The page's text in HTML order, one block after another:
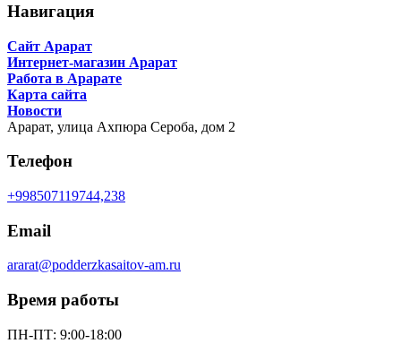
Навигация
Сайт Арарат
Интернет-магазин Арарат
Работа в Арарате
Карта сайта
Новости
Арарат, улица Ахпюра Сероба, дом 2
Телефон
+998507119744,238
Email
ararat@podderzkasaitov-am.ru
Время работы
ПН-ПТ: 9:00-18:00